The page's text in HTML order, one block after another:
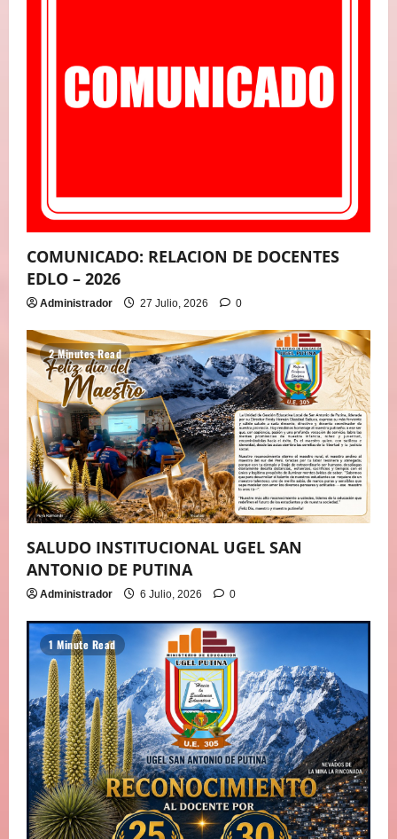
A
D
A
S
COMUNICADO: RELACION DE DOCENTES
EDLO – 2026
Administrador 27 Julio, 2026 0
2 Minutes Read
SALUDO INSTITUCIONAL UGEL SAN
ANTONIO DE PUTINA
Administrador 6 Julio, 2026 0
1 Minute Read